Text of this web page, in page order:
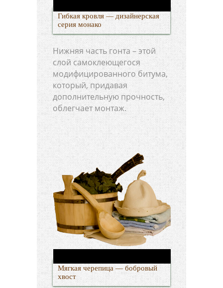
Гибкая кровля — дизайнерская
серия монако
Нижняя часть гонта – этой
слой самоклеющегося
модифицированного битума,
который, придавая
дополнительную прочность,
облегчает монтаж.
Мягкая черепица — бобровый
хвост